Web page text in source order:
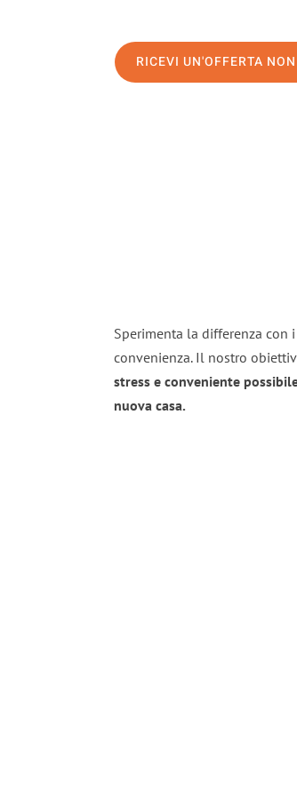
RICEVI UN'OFFERTA
Sperimenta la differenza
convenienza. Il nostro
stress e conveniente
nuova casa.